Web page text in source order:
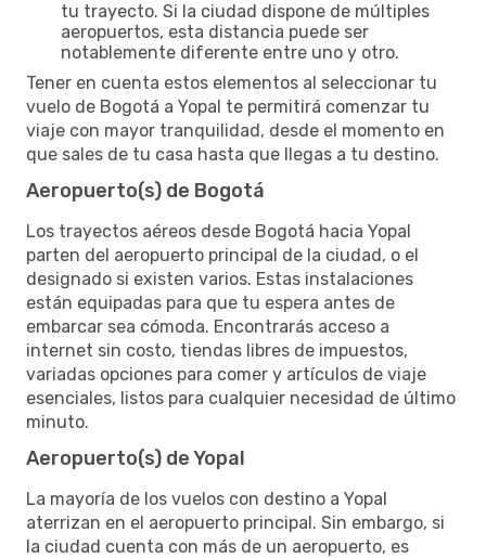
tu trayecto. Si la ciudad dispone de múltiples
aeropuertos, esta distancia puede ser
notablemente diferente entre uno y otro.
Tener en cuenta estos elementos al seleccionar tu
vuelo de Bogotá a Yopal te permitirá comenzar tu
viaje con mayor tranquilidad, desde el momento en
que sales de tu casa hasta que llegas a tu destino.
Aeropuerto(s) de Bogotá
Los trayectos aéreos desde Bogotá hacia Yopal
parten del aeropuerto principal de la ciudad, o el
designado si existen varios. Estas instalaciones
están equipadas para que tu espera antes de
embarcar sea cómoda. Encontrarás acceso a
internet sin costo, tiendas libres de impuestos,
variadas opciones para comer y artículos de viaje
esenciales, listos para cualquier necesidad de último
minuto.
Aeropuerto(s) de Yopal
La mayoría de los vuelos con destino a Yopal
aterrizan en el aeropuerto principal. Sin embargo, si
la ciudad cuenta con más de un aeropuerto, es